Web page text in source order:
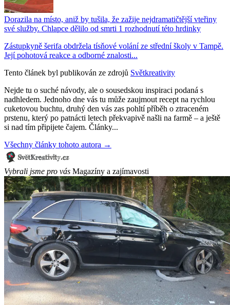
Dorazila na místo, aniž by tušila, že zažije nejdramatičtější vteřiny
své služby. Chlapce dělilo od smrti 1 rozhodnutí této hrdinky
Zástupkyně šerifa obdržela tísňové volání ze střední školy v Tampě.
Její pohotová reakce a odborné znalosti...
Tento článek byl publikován ze zdrojů Světkreativity
Nejde tu o suché návody, ale o sousedskou inspiraci podaná s
nadhledem. Jednoho dne vás tu může zaujmout recept na rychlou
cuketovou buchtu, druhý den vás zas pohltí příběh o ztraceném
prstenu, který po patnácti letech překvapivě našli na farmě – a ještě
si nad tím připijete čajem. Články...
Všechny články tohoto autora →
Vybrali jsme pro vás Magazíny a zajímavosti